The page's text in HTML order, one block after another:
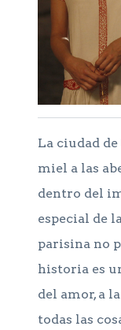
La ciudad
miel a las
dentro del
especial de
parisina no
historia es
del amor, a
todas las